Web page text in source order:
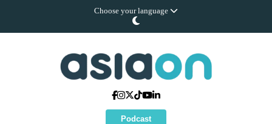
Choose your language
Podcast